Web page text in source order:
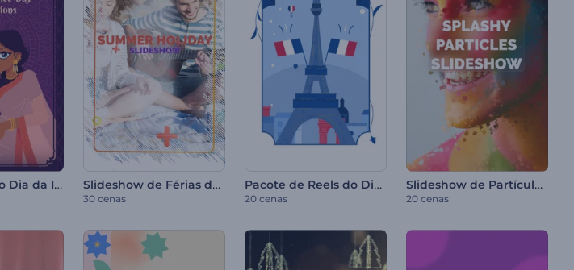
Animações do Dia da Independência da Índia Slideshow de Férias de Verão
30 cenas
Pacote de Reels do Dia da Bastilha
20 cenas
Slideshow de Partículas Esmaecentes
20 cenas